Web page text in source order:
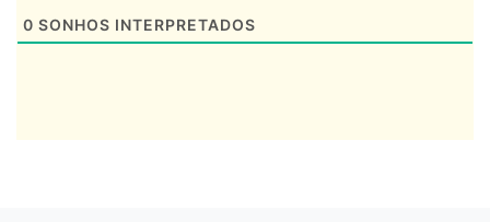
0 SONHOS INTERPRETADOS